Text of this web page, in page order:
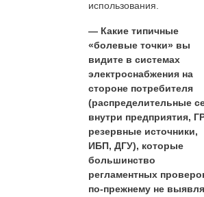
использования.
— Какие типичные
«болевые точки» вы
видите в системах
электроснабжения на
стороне потребителя
(распределительные
внутри предприятия,
резервные источники,
ИБП, ДГУ), которые
большинство
регламентных
по-прежнему не